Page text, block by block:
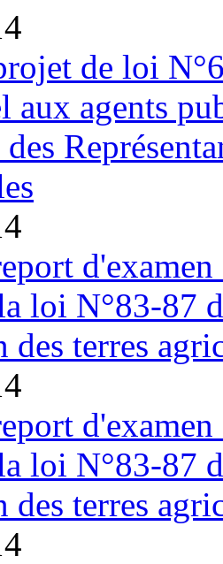
de loi
aux agents
loi N°83-87
des terres
loi N°83-87
des terres